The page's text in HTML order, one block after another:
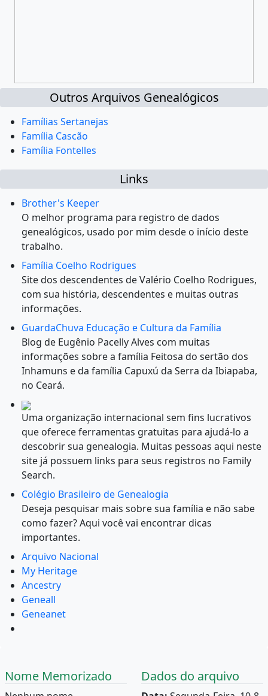
Outros Arquivos Genealógicos
Famílias Sertanejas
Família Cascão
Família Fontelles
Links
Brother's Keeper
O melhor programa para registro de dados
genealógicos, usado por mim desde o início deste
trabalho.
Família Coelho Rodrigues
Site dos descendentes de Valério Coelho Rodrigues,
com sua história, descendentes e muitas outras
informações.
GuardaChuva Educação e Cultura da Família
Blog de Eugênio Pacelly Alves com muitas
informações sobre a família Feitosa do sertão dos
Inhamuns e da família Capuxú da Serra da Ibiapaba,
no Ceará.
Uma organização internacional sem fins lucrativos
que oferece ferramentas gratuitas para ajudá-lo a
descobrir sua genealogia. Muitas pessoas aqui neste
site já possuem links para seus registros no Family
Search.
Colégio Brasileiro de Genealogia
Deseja pesquisar mais sobre sua família e não sabe
como fazer? Aqui você vai encontrar dicas
importantes.
Arquivo Nacional
My Heritage
Ancestry
Geneall
Geneanet
Nome Memorizado Dados do arquivo